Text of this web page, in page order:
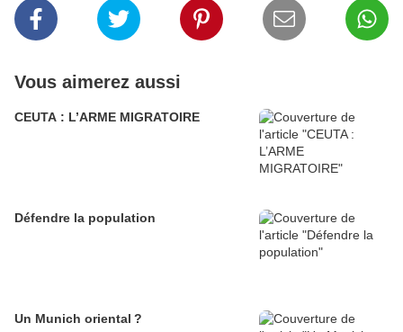
Vous aimerez aussi
CEUTA : L’ARME MIGRATOIRE
Défendre la population
Un Munich oriental ?